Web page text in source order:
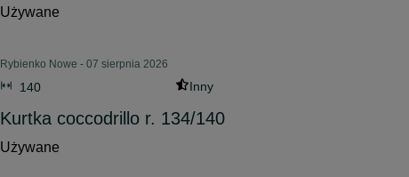
Używane
Rybienko Nowe - 07 sierpnia 2026
140 Inny
Kurtka coccodrillo r. 134/140
Używane